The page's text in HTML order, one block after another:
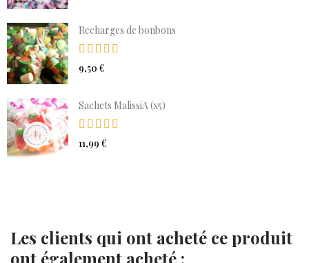
Recharges de bonbons
9,50 €
Sachets MalissiA (x5)
11,99 €
Les clients qui ont acheté ce produit
ont également acheté :